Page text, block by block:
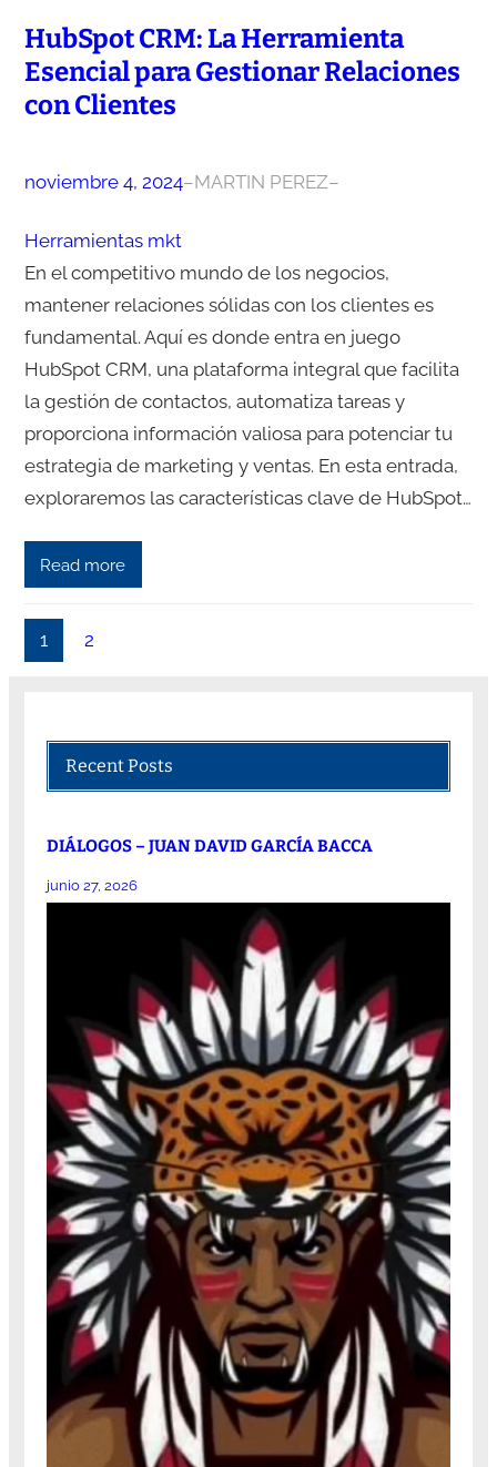
HubSpot CRM: La Herramienta
Esencial para Gestionar Relaciones
con Clientes
noviembre 4, 2024–MARTIN PEREZ–
Herramientas mkt
En el competitivo mundo de los negocios,
mantener relaciones sólidas con los clientes es
fundamental. Aquí es donde entra en juego
HubSpot CRM, una plataforma integral que facilita
la gestión de contactos, automatiza tareas y
proporciona información valiosa para potenciar tu
estrategia de marketing y ventas. En esta entrada,
exploraremos las características clave de HubSpot…
Read more
1 2
Recent Posts
DIÁLOGOS – JUAN DAVID GARCÍA BACCA
junio 27, 2026